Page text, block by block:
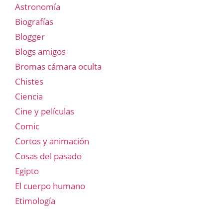
Astronomía
Biografías
Blogger
Blogs amigos
Bromas cámara oculta
Chistes
Ciencia
Cine y películas
Comic
Cortos y animación
Cosas del pasado
Egipto
El cuerpo humano
Etimología